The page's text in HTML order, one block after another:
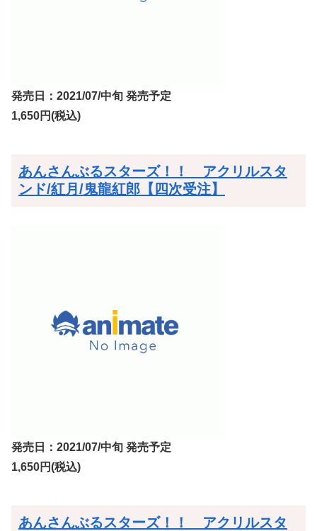
発売日：2021/07/中旬 発売予定
1,650円(税込)
あんさんぶるスターズ！！ アクリルスタ
ンド/紅月/鬼龍紅郎【四次受注】
発売日：2021/07/中旬 発売予定
1,650円(税込)
あんさんぶるスターズ！！ アクリルスタ